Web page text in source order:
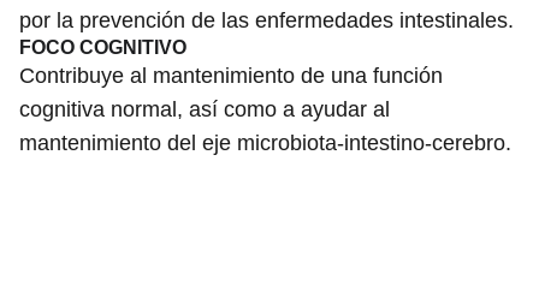
por la prevención de las enfermedades intestinales.
FOCO COGNITIVO
Contribuye al mantenimiento de una función
cognitiva normal, así como a ayudar al
mantenimiento del eje microbiota-intestino-cerebro.